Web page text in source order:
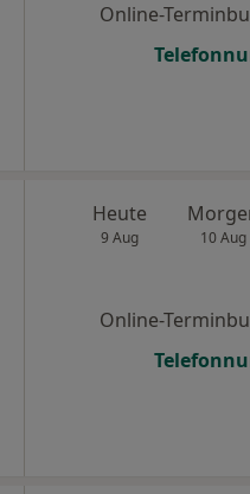
Online-
Heute
9 Aug 10 Aug
Online-